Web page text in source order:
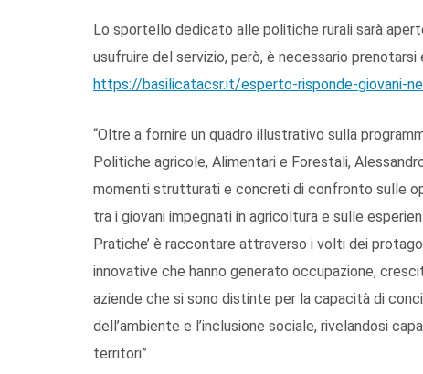
Lo sportello dedicato alle politiche rurali sarà
usufruire del servizio, però, è necessario
https://basilicatacsr.it/esperto-risponde-giovani-
“Oltre a fornire un quadro illustrativo sulla
Politiche agricole, Alimentari e Forestali,
momenti strutturati e concreti di confronto sulle
tra i giovani impegnati in agricoltura e sulle
Pratiche’ è raccontare attraverso i volti dei
innovative che hanno generato occupazione,
aziende che si sono distinte per la capacità di
dell’ambiente e l’inclusione sociale, rivelandosi
territori”.